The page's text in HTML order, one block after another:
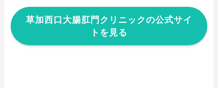
草加西口大腸肛門クリニックの公式サイ
トを見る